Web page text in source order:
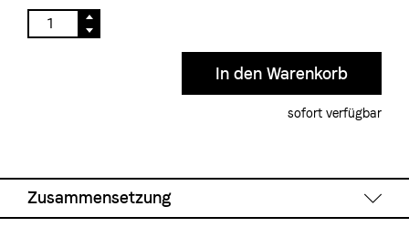
sofort verfügbar
Zusammensetzung